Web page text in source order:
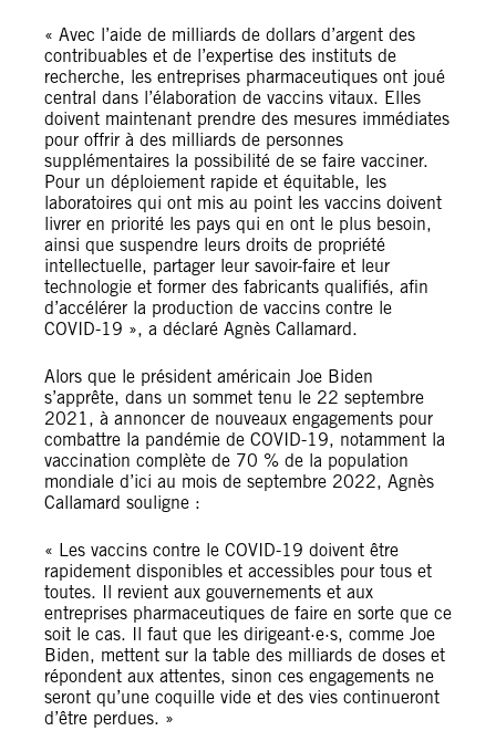
« Avec l’aide de milliards de dollars d’argent des
contribuables et de l’expertise des instituts de
recherche, les entreprises pharmaceutiques ont joué
central dans l’élaboration de vaccins vitaux. Elles
doivent maintenant prendre des mesures immédiates
pour offrir à des milliards de personnes
supplémentaires la possibilité de se faire vacciner.
Pour un déploiement rapide et équitable, les
laboratoires qui ont mis au point les vaccins doivent
livrer en priorité les pays qui en ont le plus besoin,
ainsi que suspendre leurs droits de propriété
intellectuelle, partager leur savoir-faire et leur
technologie et former des fabricants qualifiés, afin
d’accélérer la production de vaccins contre le
COVID-19 », a déclaré Agnès Callamard.
Alors que le président américain Joe Biden
s’apprête, dans un sommet tenu le 22 septembre
2021, à annoncer de nouveaux engagements pour
combattre la pandémie de COVID-19, notamment la
vaccination complète de 70 % de la population
mondiale d’ici au mois de septembre 2022, Agnès
Callamard souligne :
« Les vaccins contre le COVID-19 doivent être
rapidement disponibles et accessibles pour tous et
toutes. Il revient aux gouvernements et aux
entreprises pharmaceutiques de faire en sorte que ce
soit le cas. Il faut que les dirigeant·e·s, comme Joe
Biden, mettent sur la table des milliards de doses et
répondent aux attentes, sinon ces engagements ne
seront qu’une coquille vide et des vies continueront
d’être perdues. »